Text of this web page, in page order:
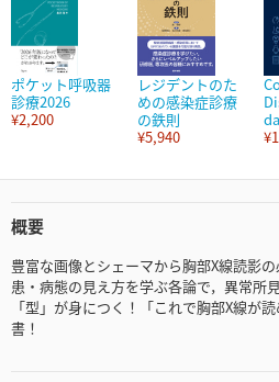
ポケット呼吸器
診療2026
¥2,200
レジデントのた
めの感染症診療
の鉄則
¥5,940
概要
豊富な画像とシェーマから胸部X線読影
患・病態の見え方を学ぶ各論で，異常所
「型」が身につく！「これで胸部X線が
書！